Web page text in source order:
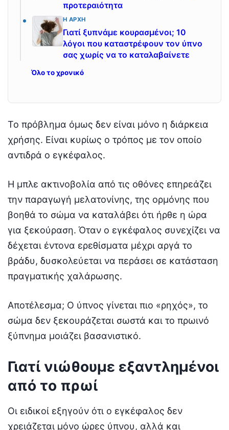
προτεραιότητα
Η ΑΡΧΉ
Γιατί ξυπνάμε κουρασμένοι; 10
λόγοι που καταστρέφουν τον ύπνο
σας χωρίς να το καταλαβαίνετε
Όλο το χρονικό
Το πρόβλημα όμως δεν είναι μόνο η διάρκεια
χρήσης. Είναι κυρίως ο τρόπος με τον οποίο
αντιδρά ο εγκέφαλος.
Η μπλε ακτινοβολία από τις οθόνες επηρεάζει
την παραγωγή μελατονίνης, της ορμόνης που
βοηθά το σώμα να καταλάβει ότι ήρθε η ώρα
για ξεκούραση. Όταν ο εγκέφαλος συνεχίζει να
δέχεται έντονα ερεθίσματα μέχρι αργά το
βράδυ, δυσκολεύεται να περάσει σε κατάσταση
πραγματικής χαλάρωσης.
Αποτέλεσμα; Ο ύπνος γίνεται πιο «ρηχός», το
σώμα δεν ξεκουράζεται σωστά και το πρωινό
ξύπνημα μοιάζει βασανιστικό.
Γιατί νιώθουμε εξαντλημένοι
από το πρωί
Οι ειδικοί εξηγούν ότι ο εγκέφαλος δεν
χρειάζεται μόνο ώρες ύπνου, αλλά και